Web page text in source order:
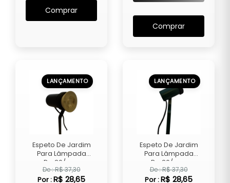
Comprar
Comprar
LANÇAMENTO
Espeto De Jardim
Para Lâmpada
Par20/pa...
De : R$ 37,30
Por :R$ 28,65
LANÇAMENTO
Espeto De Jardim
Para Lâmpada
Par20/pa...
De : R$ 37,30
Por :R$ 28,65